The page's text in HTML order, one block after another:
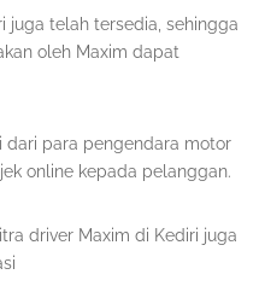
juga telah tersedia, sehingga
oleh Maxim dapat
dari para pengendara motor
online kepada pelanggan.
driver Maxim di Kediri juga